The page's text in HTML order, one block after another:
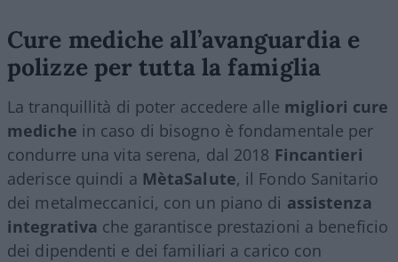
Cure mediche all’avanguardia e
polizze per tutta la famiglia
La tranquillità di poter accedere alle migliori cure
mediche in caso di bisogno è fondamentale per
condurre una vita serena, dal 2018 Fincantieri
aderisce quindi a MètaSalute, il Fondo Sanitario
dei metalmeccanici, con un piano di assistenza
integrativa che garantisce prestazioni a beneficio
dei dipendenti e dei familiari a carico con